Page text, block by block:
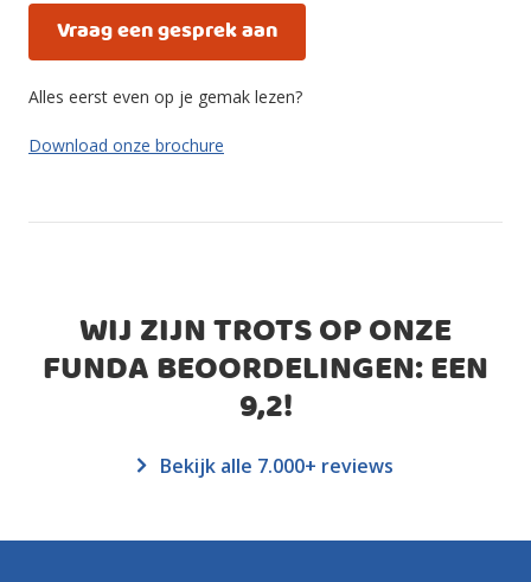
Vraag een gesprek aan
Alles eerst even op je gemak lezen?
Download onze brochure
WIJ ZIJN TROTS OP ONZE
FUNDA BEOORDELINGEN: EEN
9,2!
Bekijk alle 7.000+ reviews